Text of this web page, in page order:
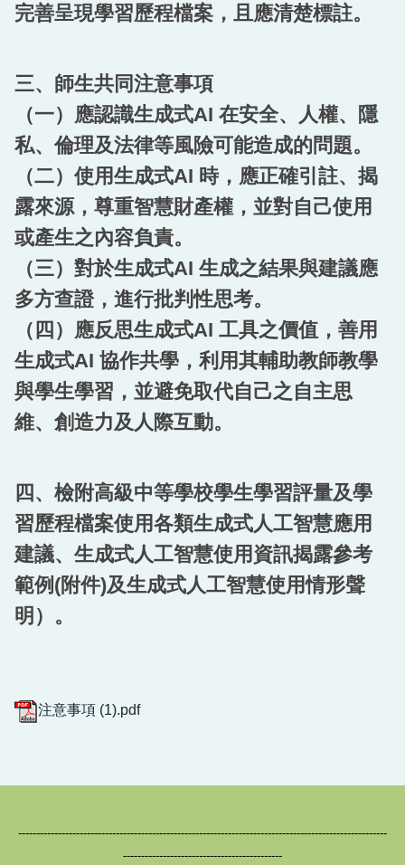
完善呈現學習歷程檔案，且應清楚標註。
三、師生共同注意事項
（一）應認識生成式AI 在安全、人權、隱
私、倫理及法律等風險可能造成的問題。
（二）使用生成式AI 時，應正確引註、揭
露來源，尊重智慧財產權，並對自己使用
或產生之內容負責。
（三）對於生成式AI 生成之結果與建議應
多方查證，進行批判性思考。
（四）應反思生成式AI 工具之價值，善用
生成式AI 協作共學，利用其輔助教師教學
與學生學習，並避免取代自己之自主思
維、創造力及人際互動。
四、檢附高級中等學校學生學習評量及學
習歷程檔案使用各類生成式人工智慧應用
建議、生成式人工智慧使用資訊揭露參考
範例(附件)及生成式人工智慧使用情形聲
明）。
注意事項 (1).pdf
------------------------------------------------------------------------------------------------------
--------------------------------------------